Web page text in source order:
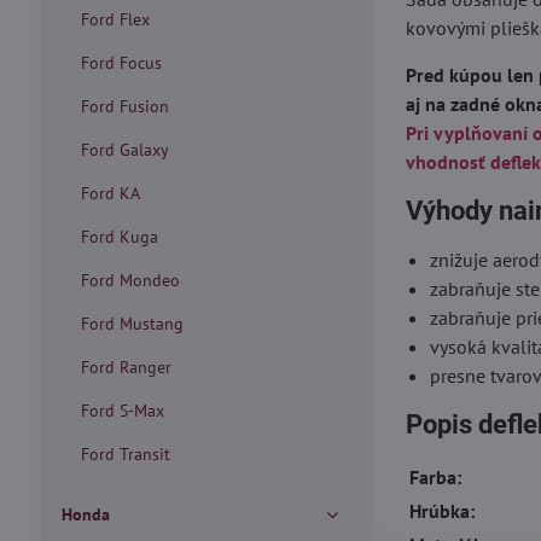
kovovými
Pred kúpou
aj na zadné
Pri vyplňovaní
vhodnosť
Výhody
znižuje
zabraňuje
zabraňuje
vysoká
presne
Popis
Farba:
Hrúbka:
Ford Flex
Ford Focus
Ford Fusion
Ford Galaxy
Ford KA
Ford Kuga
Ford Mondeo
Ford Mustang
Ford Ranger
Ford S-Max
Ford Transit
Honda